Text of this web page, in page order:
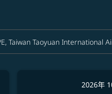
2026年